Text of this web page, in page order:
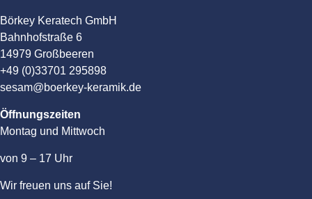
Börkey Keratech GmbH
Bahnhofstraße 6
14979 Großbeeren
+49 (0)33701 295898
sesam@boerkey-keramik.de
Öffnungszeiten
Montag und Mittwoch
von 9 – 17 Uhr
Wir freuen uns auf Sie!